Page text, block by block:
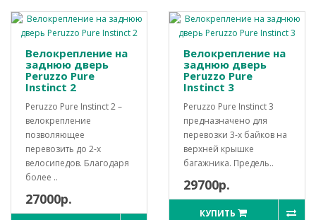
Велокрепление на
заднюю дверь
Peruzzo Pure
Instinct 2
Peruzzo Pure Instinct 2 –
велокрепление
позволяющее
перевозить до 2-х
велосипедов. Благодаря
более ..
27000р.
Велокрепление на
заднюю дверь
Peruzzo Pure
Instinct 3
Peruzzo Pure Instinct 3
предназначено для
перевозки 3-х байков на
верхней крышке
багажника. Предель..
29700р.
КУПИТЬ